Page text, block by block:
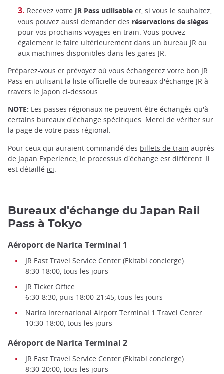
Recevez votre JR Pass utilisable et, si vous le souhaitez,
vous pouvez aussi demander des réservations de sièges
pour vos prochains voyages en train. Vous pouvez
également le faire ultérieurement dans un bureau JR ou
aux machines disponibles dans les gares JR.
Préparez-vous et prévoyez où vous échangerez votre bon JR
Pass en utilisant la liste officielle de bureaux d'échange JR à
travers le Japon ci-dessous.
NOTE: Les passes régionaux ne peuvent être échangés qu'à
certains bureaux d'échange spécifiques. Merci de vérifier sur
la page de votre pass régional.
Pour ceux qui auraient commandé des billets de train auprès
de Japan Experience, le processus d'échange est différent. Il
est détaillé ici
Bureaux d'échange du Japan Rail
Pass à Tokyo
Aéroport de Narita Terminal 1
JR East Travel Service Center (Ekitabi concierge)
8:30-18:00, tous les jours
JR Ticket Office
6:30-8:30, puis 18:00-21:45, tous les jours
Narita International Airport Terminal 1 Travel Center
10:30-18:00, tous les jours
Aéroport de Narita Terminal 2
JR East Travel Service Center (Ekitabi concierge)
8:30-20:00, tous les jours